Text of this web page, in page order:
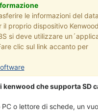
le informazioni del
il proprio dispositivo Kenwood
si deve utilizzare
clic sul link accanto per
kenwood che supporta SD
PC o lettore di schede, un